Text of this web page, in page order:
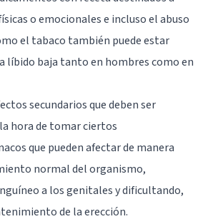
o emocionales e incluso el abuso
el tabaco también puede estar
líbido baja tanto en hombres como en
secundarios que deben ser
hora de tomar ciertos
que pueden afectar de manera
normal del organismo,
a los genitales y dificultando,
de la erección.